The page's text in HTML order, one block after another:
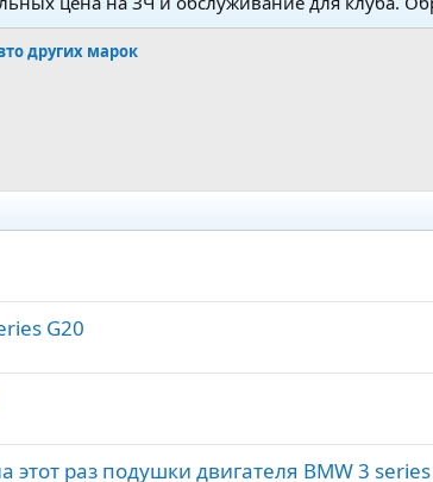
других марок
G20
раз подушки двигателя BMW 3 series